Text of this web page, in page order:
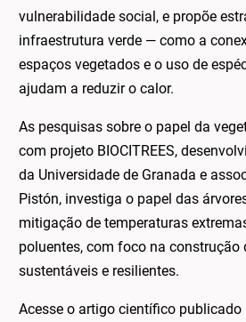
vulnerabilidade social, e propõe
infraestrutura verde — como a
espaços vegetados e o uso de
ajudam a reduzir o calor.
As pesquisas sobre o papel da
com projeto BIOCITREES,
da Universidade de Granada e
Pistón, investiga o papel das
mitigação de temperaturas
poluentes, com foco na construção
sustentáveis e resilientes.
Acesse o artigo científico